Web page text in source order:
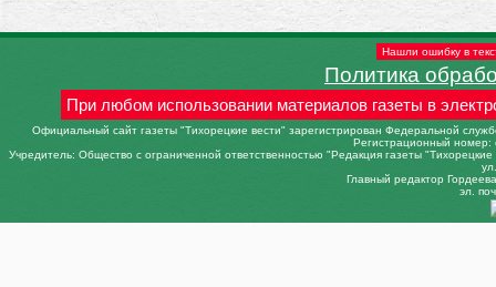
Нашли ошибку в
Политика
При любом использовании материалов газеты в
Официальный сайт газеты "Тихорецкие вести" зарегистрирован Федеральной
Регистрационный
Учредитель: Общество с ограниченной ответственностью "Редакция газеты
Главный редактор
эл.